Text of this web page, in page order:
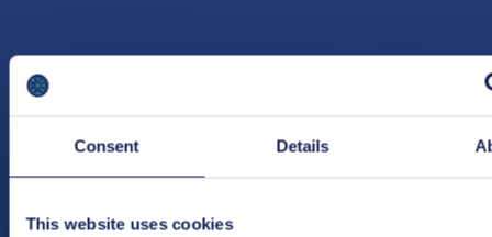
Consent Details
This website uses cookies